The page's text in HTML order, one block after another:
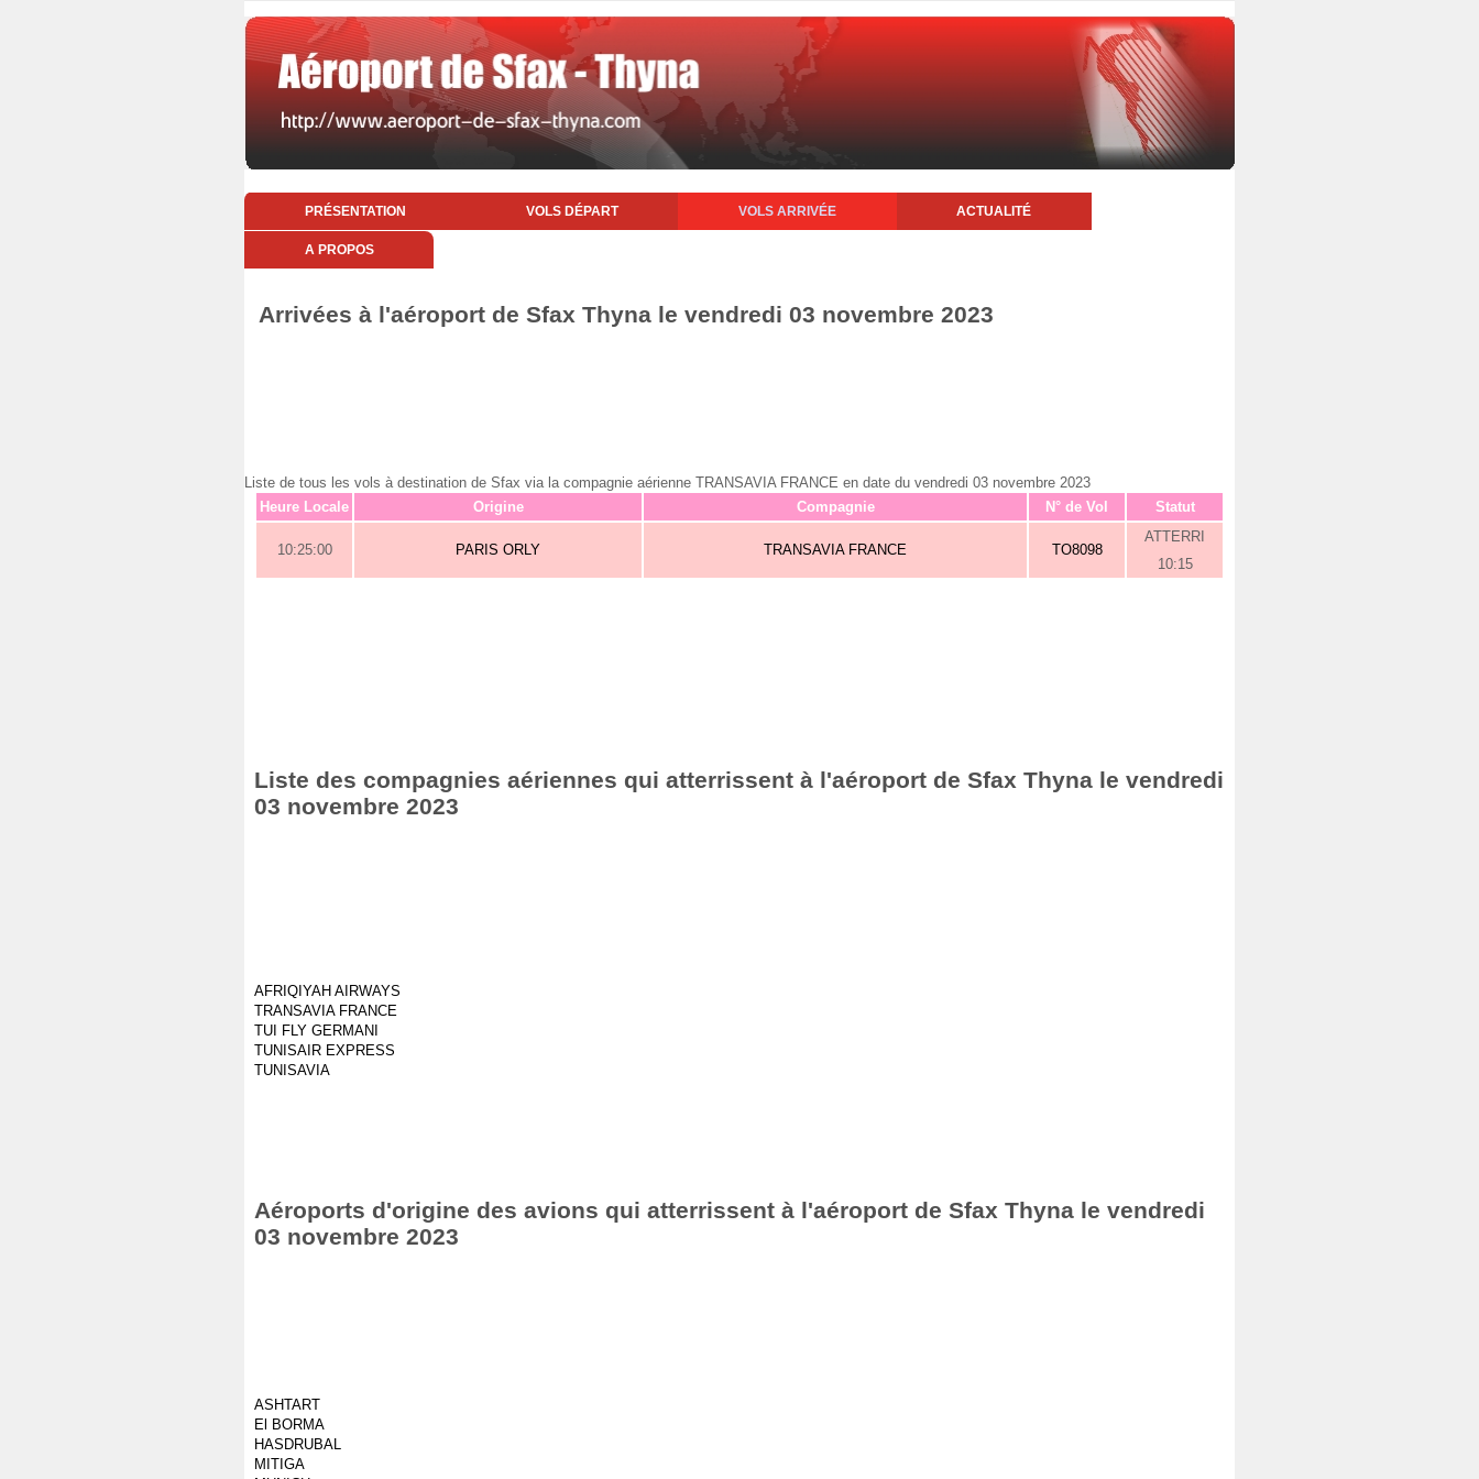
PRÉSENTATION VOLS DÉPART VOLS ARRIVÉE ACTUALITÉ
A PROPOS
Arrivées à l'aéroport de Sfax Thyna le vendredi 03 novembre 2023
Liste de tous les vols à destination de Sfax via la compagnie aérienne TRANSAVIA FRANCE en date du vendredi 03 novembre 2023
Heure Locale
Origine Compagnie N° de Vol Statut
10:25:00 PARIS ORLY TRANSAVIA FRANCE TO8098
ATTERRI
10:15
Liste des compagnies aériennes qui atterrissent à l'aéroport de Sfax Thyna le vendredi
03 novembre 2023
AFRIQIYAH AIRWAYS
TRANSAVIA FRANCE
TUI FLY GERMANI
TUNISAIR EXPRESS
TUNISAVIA
Aéroports d'origine des avions qui atterrissent à l'aéroport de Sfax Thyna le vendredi
03 novembre 2023
ASHTART
El BORMA
HASDRUBAL
MITIGA